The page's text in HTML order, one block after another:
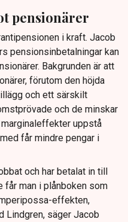
pensionärer
i kraft. Jacob
pensionsinbetalningar kan
Bakgrunden är att
förutom den höjda
och ett särskilt
och de minskar
uppstå
får mindre pengar i
och har betalat in till
man i plånboken som
effekten,
Lindgren, säger Jacob